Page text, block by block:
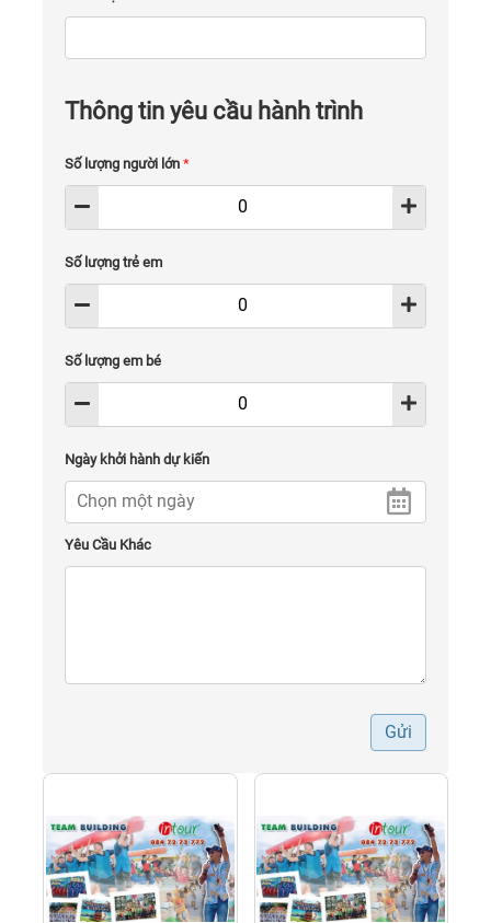
Thông tin yêu cầu hành trình
Số lượng người lớn *
Số lượng trẻ em
Số lượng em bé
Ngày khởi hành dự kiến
Yêu Cầu Khác
Gửi